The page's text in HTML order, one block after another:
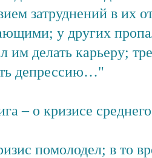
затруднений в их
у других
им делать карьеру;
депрессию…"
– о кризисе
помолодел; в то